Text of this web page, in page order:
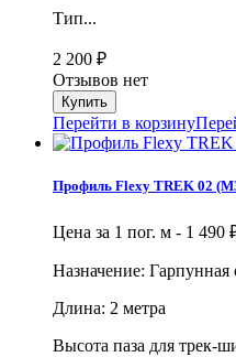
Тип...
2 200 ₽
Отзывов нет
Перейти в корзину
Профиль Flexy TREK 02
Цена за 1 пог. м - 1 490
Назначение: Гарпунная
Длина: 2 метра
Высота паза для трек-